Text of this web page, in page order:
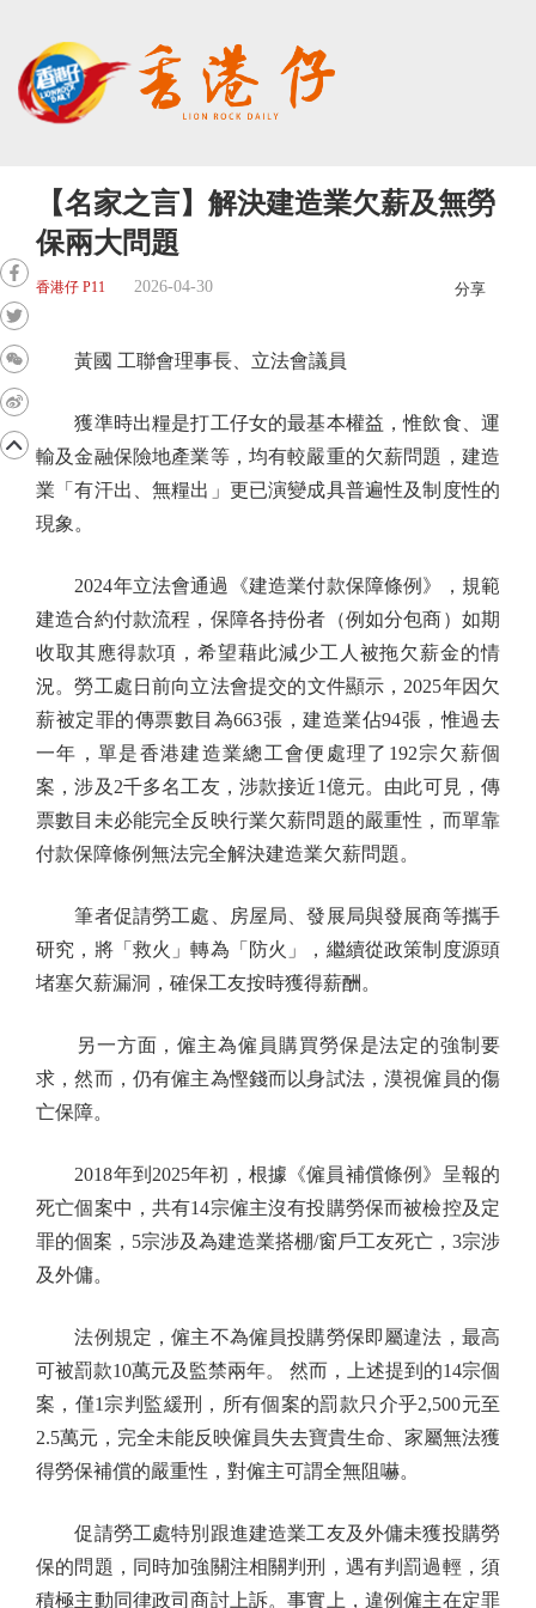
【名家之言】解決建造業欠薪及無勞
保兩大問題
香港仔 P11 2026-04-30 分享
黃國 工聯會理事長、立法會議員
獲準時出糧是打工仔女的最基本權益，惟飲食、運
輸及金融保險地產業等，均有較嚴重的欠薪問題，建造
業「有汗出、無糧出」更已演變成具普遍性及制度性的
現象。
2024年立法會通過《建造業付款保障條例》，規範
建造合約付款流程，保障各持份者（例如分包商）如期
收取其應得款項，希望藉此減少工人被拖欠薪金的情
況。勞工處日前向立法會提交的文件顯示，2025年因欠
薪被定罪的傳票數目為663張，建造業佔94張，惟過去
一年，單是香港建造業總工會便處理了192宗欠薪個
案，涉及2千多名工友，涉款接近1億元。由此可見，傳
票數目未必能完全反映行業欠薪問題的嚴重性，而單靠
付款保障條例無法完全解決建造業欠薪問題。
筆者促請勞工處、房屋局、發展局與發展商等攜手
研究，將「救火」轉為「防火」，繼續從政策制度源頭
堵塞欠薪漏洞，確保工友按時獲得薪酬。
另一方面，僱主為僱員購買勞保是法定的強制要
求，然而，仍有僱主為慳錢而以身試法，漠視僱員的傷
亡保障。
2018年到2025年初，根據《僱員補償條例》呈報的
死亡個案中，共有14宗僱主沒有投購勞保而被檢控及定
罪的個案，5宗涉及為建造業搭棚/窗戶工友死亡，3宗涉
及外傭。
法例規定，僱主不為僱員投購勞保即屬違法，最高
可被罰款10萬元及監禁兩年。 然而，上述提到的14宗個
案，僅1宗判監緩刑，所有個案的罰款只介乎2,500元至
2.5萬元，完全未能反映僱員失去寶貴生命、家屬無法獲
得勞保補償的嚴重性，對僱主可謂全無阻嚇。
促請勞工處特別跟進建造業工友及外傭未獲投購勞
保的問題，同時加強關注相關判刑，遇有判罰過輕，須
積極主動同律政司商討上訴。事實上，違例僱主在定罪